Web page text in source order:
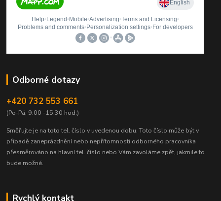
Odborné dotazy
+420 732 553 661
(Po-Pá, 9:00 -15:30 hod.)
Směřujte je na toto tel. číslo v uvedenou dobu. Toto číslo může být v
případě zaneprázdnění nebo nepřítomnosti odborného pracovníka
přesměrováno na hlavní tel. číslo nebo Vám zavoláme zpět, jakmile to
bude možné.
Rychlý kontakt